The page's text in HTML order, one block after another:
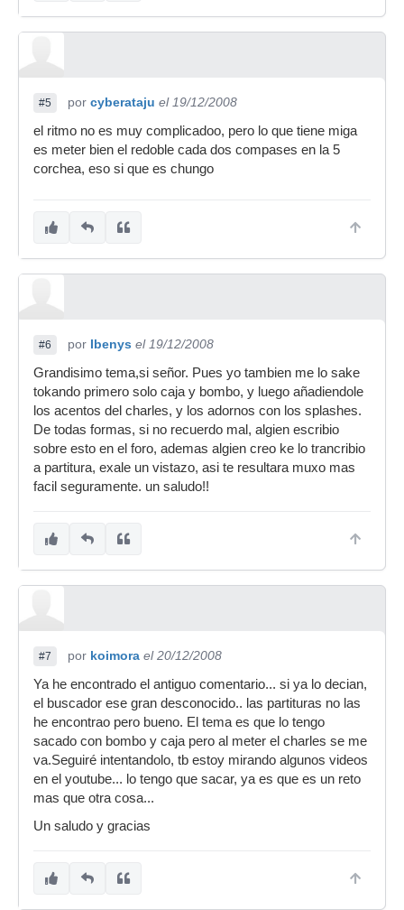
#5 por cyberataju el 19/12/2008
el ritmo no es muy complicadoo, pero lo que tiene miga
es meter bien el redoble cada dos compases en la 5
corchea, eso si que es chungo
#6 por Ibenys el 19/12/2008
Grandisimo tema,si señor. Pues yo tambien me lo sake
tokando primero solo caja y bombo, y luego añadiendole
los acentos del charles, y los adornos con los splashes.
De todas formas, si no recuerdo mal, algien escribio
sobre esto en el foro, ademas algien creo ke lo trancribio
a partitura, exale un vistazo, asi te resultara muxo mas
facil seguramente. un saludo!!
#7 por koimora el 20/12/2008
Ya he encontrado el antiguo comentario... si ya lo decian,
el buscador ese gran desconocido.. las partituras no las
he encontrao pero bueno. El tema es que lo tengo
sacado con bombo y caja pero al meter el charles se me
va.Seguiré intentandolo, tb estoy mirando algunos videos
en el youtube... lo tengo que sacar, ya es que es un reto
mas que otra cosa...
Un saludo y gracias